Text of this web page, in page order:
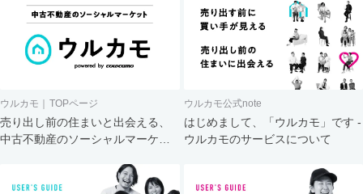
ウルカモ｜TOPページ
売り出し前の住まいと出会える、
中古不動産のソーシャルマーケッ
ウルカモ公式note
はじめまして、「ウルカモ」です -
ウルカモのサービスについて